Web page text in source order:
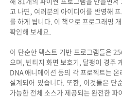
고 나면, 여러분의 아이디어를 반영해
를 하게 됩니다. 이 책으로 프로그래밍
확인해 보세요.
이 단순한 텍스트 기반 프로그램들은
으며, 빈티지 화면 보호기, 달팽이 경주
DNA 애니메이션 등의 각 프로젝트는
설계되어 있습니다. 또한, 이것들은 단
가능한 전체 소스가 제공되는 완전한 파